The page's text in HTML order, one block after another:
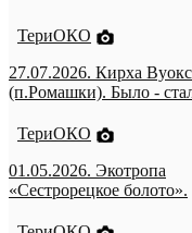
ТериОКО
27.07.2026. Кирха
(п.Ромашки). Было -
ТериОКО
01.05.2026. Экотропа
«Сестрорецкое болото».